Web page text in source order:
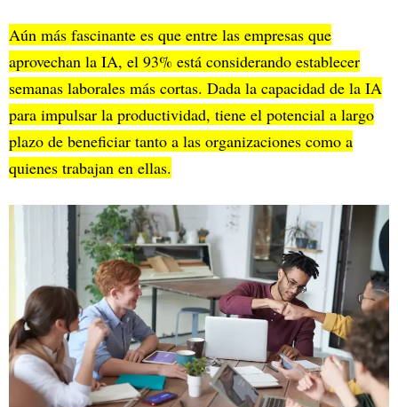
Aún más fascinante es que entre las empresas que
aprovechan la IA, el 93% está considerando establecer
semanas laborales más cortas. Dada la capacidad de la IA
para impulsar la productividad, tiene el potencial a largo
plazo de beneficiar tanto a las organizaciones como a
quienes trabajan en ellas.